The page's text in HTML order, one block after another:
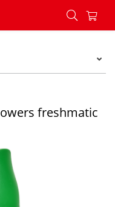
flowers freshmatic
freshmatic